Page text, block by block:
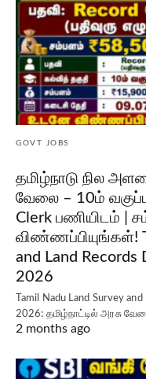
GOVT JOBS
தமிழ்நாடு நில
வேலை – 10ம்
Clerk பணியிடம் |
விண்ணப்பியுங்கள்!
and Land
2026
Tamil Nadu Land Survey
2026: தமிழ்நாட்டில் அரசு
2 months ago